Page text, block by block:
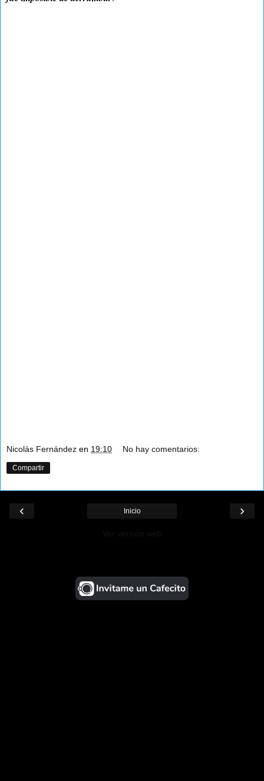
Nicolás Fernández en 19:10 No hay comentarios:
Compartir
‹ ›
Inicio